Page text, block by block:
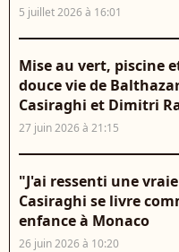
5 juillet 2026 à 16:01
Mise au vert, piscine
douce vie de
Casiraghi et Dimitri
27 juin 2026 à 21:15
"J'ai ressenti une
Casiraghi se livre
enfance à Monaco
26 juin 2026 à 10:20